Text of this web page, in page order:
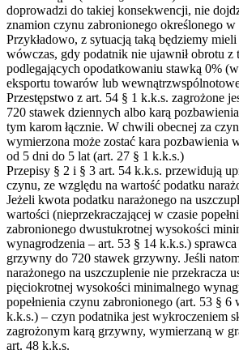
doprowadzi do takiej konsekwencji, nie
znamion czynu zabronionego określonego w
Przykładowo, z sytuacją taką będziemy
wówczas, gdy podatnik nie ujawnił obrotu z
podlegających opodatkowaniu stawką 0%
eksportu towarów lub
Przestępstwo z art. 54 § 1 k.k.s. zagrożone
720 stawek dziennych albo karą
tym karom łącznie. W chwili obecnej za
wymierzona może zostać kara pozbawienia
od 5 dni do 5 lat (art. 27 § 1 k.k.s.)
Przepisy § 2 i § 3 art. 54 k.k.s. przewidują
czynu, ze względu na wartość podatku
Jeżeli kwota podatku narażonego na
wartości (nieprzekraczającej w czasie
zabronionego dwustukrotnej wysokości
wynagrodzenia – art. 53 § 14 k.k.s.)
grzywny do 720 stawek grzywny. Jeśli
narażonego na uszczuplenie nie przekracza
pięciokrotnej wysokości minimalnego
popełnienia czynu zabronionego (art. 53 § 6
k.k.s.) – czyn podatnika jest wykroczeniem
zagrożonym karą grzywny, wymierzaną w
art. 48 k.k.s.